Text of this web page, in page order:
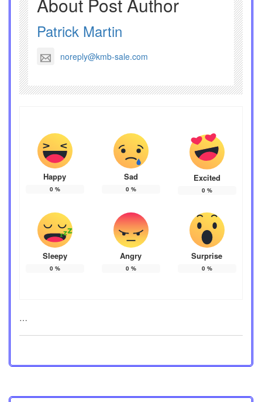
About Post Author
Patrick Martin
noreply@kmb-sale.com
Happy
0%
Sad
0%
Excited
0%
Sleepy
0%
Angry
0%
Surprise
0%
…